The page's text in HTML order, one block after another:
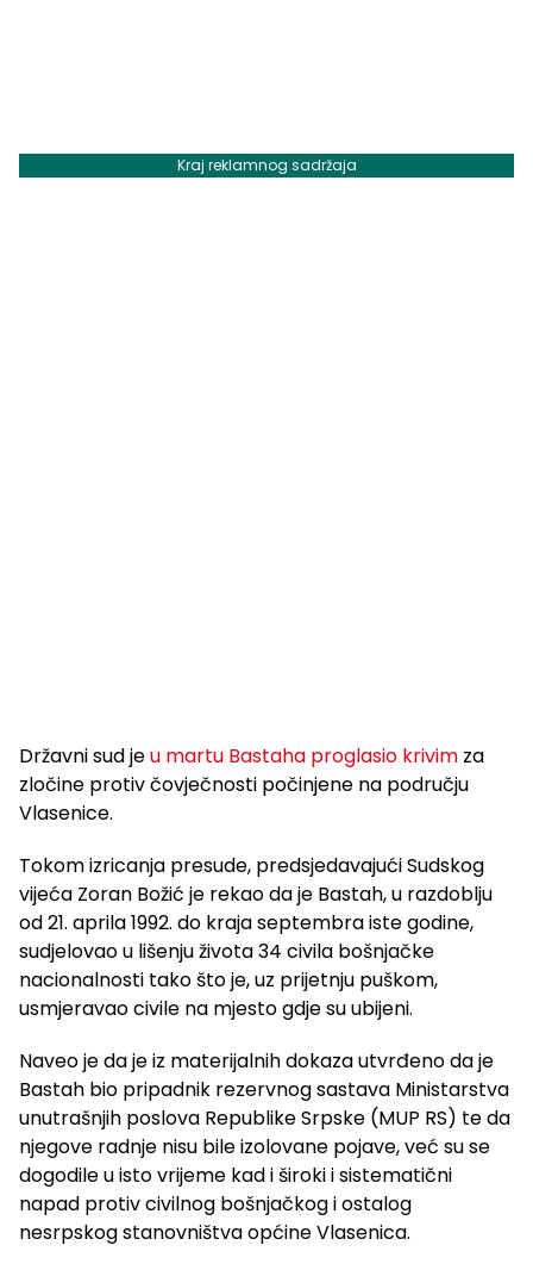
Kraj reklamnog sadržaja
Državni sud jeu martu Bastaha proglasio krivim za
zločine protiv čovječnosti počinjene na području
Vlasenice.
Tokom izricanja presude, predsjedavajući Sudskog
vijeća Zoran Božić je rekao da je Bastah, u razdoblju
od 21. aprila 1992. do kraja septembra iste godine,
sudjelovao u lišenju života 34 civila bošnjačke
nacionalnosti tako što je, uz prijetnju puškom,
usmjeravao civile na mjesto gdje su ubijeni.
Naveo je da je iz materijalnih dokaza utvrđeno da je
Bastah bio pripadnik rezervnog sastava Ministarstva
unutrašnjih poslova Republike Srpske (MUP RS) te da
njegove radnje nisu bile izolovane pojave, već su se
dogodile u isto vrijeme kad i široki i sistematični
napad protiv civilnog bošnjačkog i ostalog
nesrpskog stanovništva općine Vlasenica.